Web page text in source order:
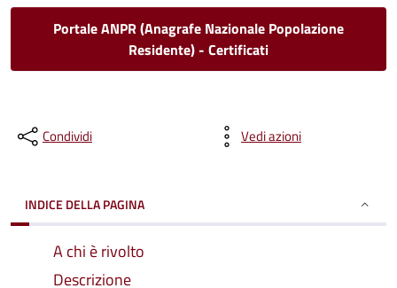
Portale ANPR (Anagrafe Nazionale Popolazione
Residente) - Certificati
Condividi Vedi azioni
INDICE DELLA PAGINA
A chi è rivolto
Descrizione